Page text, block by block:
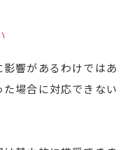
響があるわけではあ
場合に対応できない